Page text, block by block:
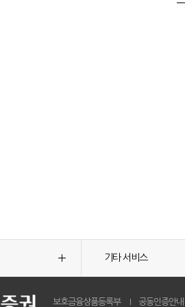
기타 서비스
보호금융상품등록부 공동인증안내